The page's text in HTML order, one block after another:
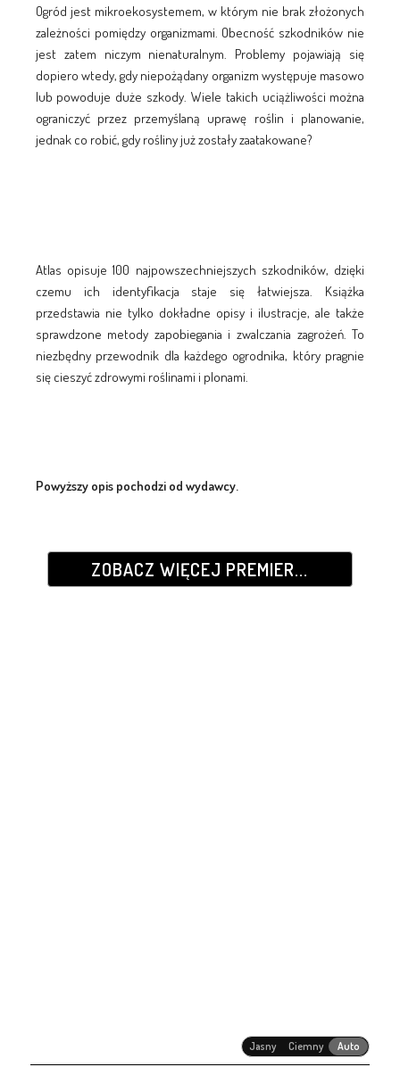
Ogród jest mikroekosystemem, w którym nie brak złożonych
zależności pomiędzy organizmami. Obecność szkodników nie
jest zatem niczym nienaturalnym. Problemy pojawiają się
dopiero wtedy, gdy niepożądany organizm występuje masowo
lub powoduje duże szkody. Wiele takich uciążliwości można
ograniczyć przez przemyślaną uprawę roślin i planowanie,
jednak co robić, gdy rośliny już zostały zaatakowane?
Atlas opisuje 100 najpowszechniejszych szkodników, dzięki
czemu ich identyfikacja staje się łatwiejsza. Książka
przedstawia nie tylko dokładne opisy i ilustracje, ale także
sprawdzone metody zapobiegania i zwalczania zagrożeń. To
niezbędny przewodnik dla każdego ogrodnika, który pragnie
się cieszyć zdrowymi roślinami i plonami.
Powyższy opis pochodzi od wydawcy.
ZOBACZ WIĘCEJ PREMIER...
Jasny Ciemny Auto